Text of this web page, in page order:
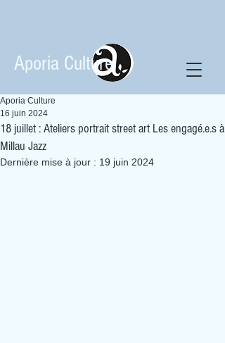
Aporia Culture
18 juillet : Ateliers portrait street art Les engagé.e.s à
Millau Jazz
Aporia Culture
16 juin 2024
Dernière mise à jour : 19 juin 2024